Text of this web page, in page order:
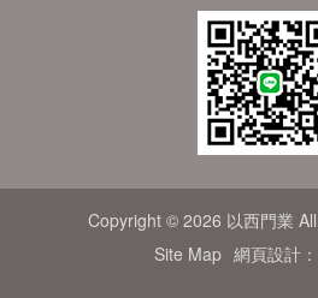
Copyright © 2026 以西門業
Site Map 網頁設計